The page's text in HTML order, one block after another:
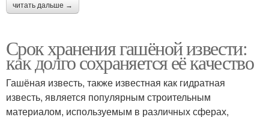
читать дальше →
Срок хранения гашёной извести:
как долго сохраняется её качество
Гашёная известь, также известная как гидратная
известь, является популярным строительным
материалом, используемым в различных сферах,